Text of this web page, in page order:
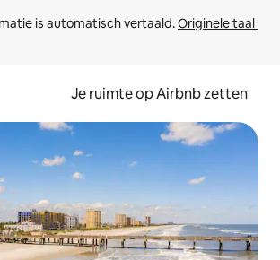
is automatisch vertaald. Originele taal
Je ruimte op Airbnb zetten